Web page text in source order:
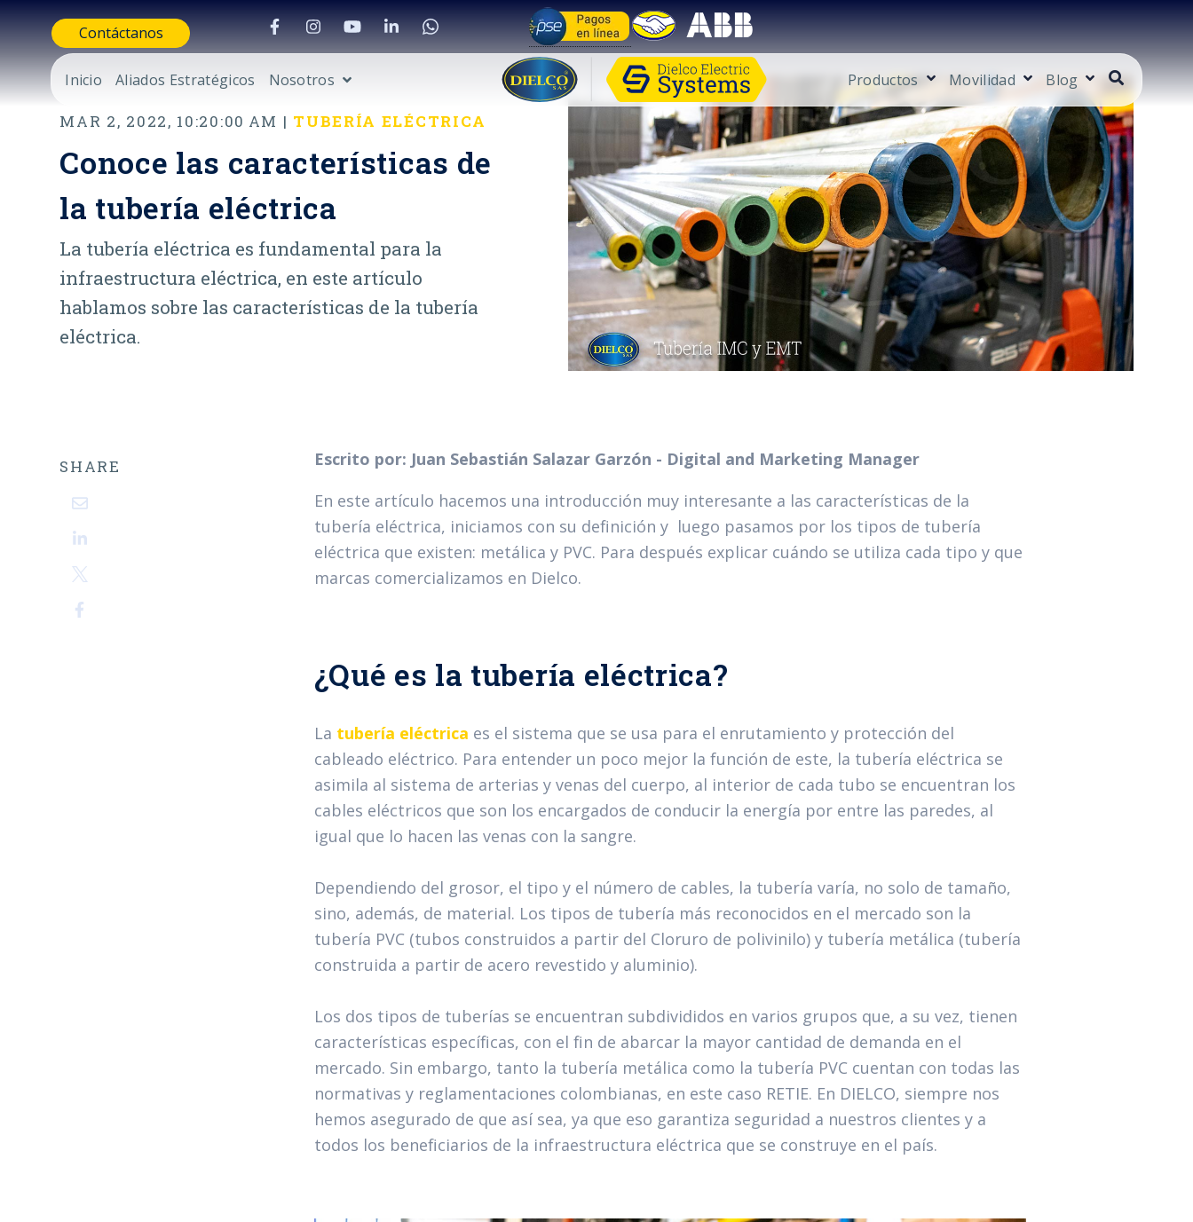
Contáctanos
Inicio Aliados Estratégicos Nosotros Productos Movilidad Blog
MAR 2, 2022, 10:20:00 AM | TUBERÍA ELÉCTRICA
Conoce las características de
la tubería eléctrica
La tubería eléctrica es fundamental para la
infraestructura eléctrica, en este artículo
hablamos sobre las características de la tubería
eléctrica.
SHARE
Escrito por: Juan Sebastián Salazar Garzón - Digital and Marketing Manager
En este artículo hacemos una introducción muy interesante a las características de la
tubería eléctrica, iniciamos con su definición y luego pasamos por los tipos de tubería
eléctrica que existen: metálica y PVC. Para después explicar cuándo se utiliza cada tipo y que
marcas comercializamos en Dielco.
¿Qué es la tubería eléctrica?
La tubería eléctrica es el sistema que se usa para el enrutamiento y protección del
cableado eléctrico. Para entender un poco mejor la función de este, la tubería eléctrica se
asimila al sistema de arterias y venas del cuerpo, al interior de cada tubo se encuentran los
cables eléctricos que son los encargados de conducir la energía por entre las paredes, al
igual que lo hacen las venas con la sangre.
Dependiendo del grosor, el tipo y el número de cables, la tubería varía, no solo de tamaño,
sino, además, de material. Los tipos de tubería más reconocidos en el mercado son la
tubería PVC (tubos construidos a partir del Cloruro de polivinilo) y tubería metálica (tubería
construida a partir de acero revestido y aluminio).
Los dos tipos de tuberías se encuentran subdivididos en varios grupos que, a su vez, tienen
características específicas, con el fin de abarcar la mayor cantidad de demanda en el
mercado. Sin embargo, tanto la tubería metálica como la tubería PVC cuentan con todas las
normativas y reglamentaciones colombianas, en este caso RETIE. En DIELCO, siempre nos
hemos asegurado de que así sea, ya que eso garantiza seguridad a nuestros clientes y a
todos los beneficiarios de la infraestructura eléctrica que se construye en el país.